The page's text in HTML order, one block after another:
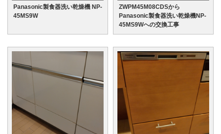
Panasonic製食器洗い乾燥機 NP-
45MS9W
ZWPM45M08CDSから
Panasonic製食器洗い乾燥機NP-
45MS9Wへの交換工事